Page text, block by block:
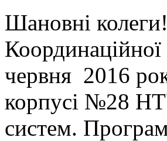
Шановні
червня 2016
корпусі №28
систем.